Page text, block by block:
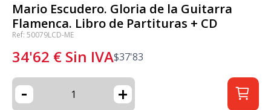
Mario Escudero. Gloria de la Guitarra
Flamenca. Libro de Partituras + CD
Ref: 50079LCD-ME
34'62 € Sin IVA$37'83
- +